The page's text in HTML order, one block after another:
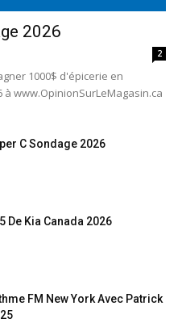
2026
2
1000$ d'épicerie en
www.OpinionSurLeMagasin.ca
C Sondage 2026
De Kia Canada 2026
FM New York Avec Patrick